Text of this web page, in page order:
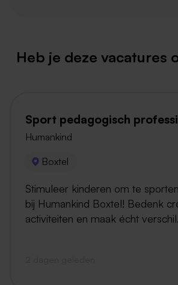
Heb je deze vacatures
Sport pedagogisch
Humankind
Boxtel
Stimuleer kinderen om te
bij Humankind Boxtel! Bedenk
activiteiten en maak écht